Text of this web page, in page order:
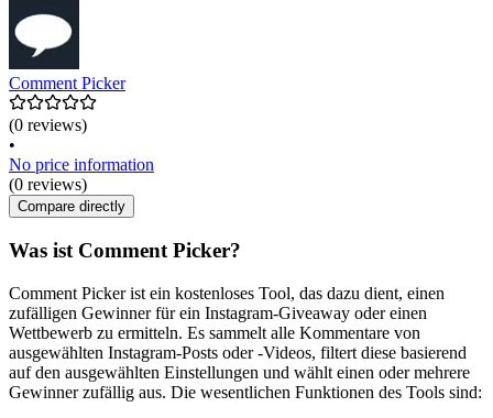
Comment Picker
(0 reviews)
•
No price information
(0 reviews)
Compare directly
Was ist Comment Picker?
Comment Picker ist ein kostenloses Tool, das dazu dient, einen
zufälligen Gewinner für ein Instagram-Giveaway oder einen
Wettbewerb zu ermitteln. Es sammelt alle Kommentare von
ausgewählten Instagram-Posts oder -Videos, filtert diese basierend
auf den ausgewählten Einstellungen und wählt einen oder mehrere
Gewinner zufällig aus. Die wesentlichen Funktionen des Tools sind: